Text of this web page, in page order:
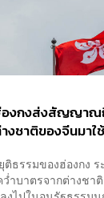
งกงส่งสัญญาณ
งชาติของจีนมา
ติธรรมของฮ่องกง
ำบาตรจากต่างชา